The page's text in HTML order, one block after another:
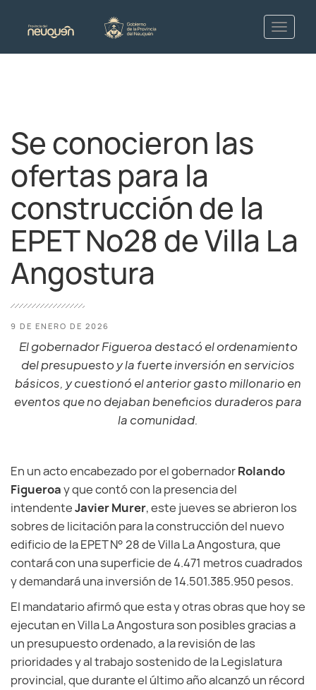
Se conocieron las
ofertas para la
construcción de la
EPET Nº28 de Villa La
Angostura
9 DE ENERO DE 2026
El gobernador Figueroa destacó el ordenamiento
del presupuesto y la fuerte inversión en servicios
básicos, y cuestionó el anterior gasto millonario en
eventos que no dejaban beneficios duraderos para
la comunidad.
En un acto encabezado por el gobernadorRolando
Figueroay que contó con la presencia del
intendenteJavier Murer, este jueves se abrieron los
sobres de licitación para la construcción del nuevo
edificio de la EPET N° 28 de Villa La Angostura, que
contará con una superficie de 4.471 metros cuadrados
y demandará una inversión de 14.501.385.950 pesos.
El mandatario afirmó que esta y otras obras que hoy se
ejecutan en Villa La Angostura son posibles gracias a
un presupuesto ordenado, a la revisión de las
prioridades y al trabajo sostenido de la Legislatura
provincial, que durante el último año alcanzó un récord